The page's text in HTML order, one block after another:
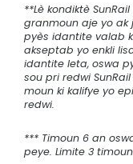
**Lè kondiktè
granmoun aje yo ak
pyès idantite valab
akseptab yo enkli
idantite leta, oswa
sou pri redwi
moun ki kalifye yo
redwi.
*** Timoun 6 an
peye. Limite 3